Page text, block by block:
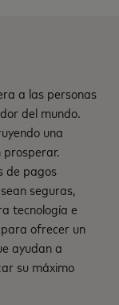
a las personas
del mundo.
una
prosperar.
de pagos
seguras,
tecnología e
ofrecer un
ayudan a
su máximo